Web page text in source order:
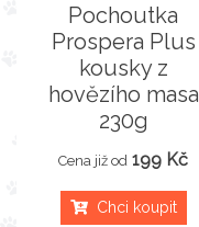
Pochoutka
Prospera Plus
kousky z
hovězího masa
230g
Cena již od 199 Kč
Chci koupit